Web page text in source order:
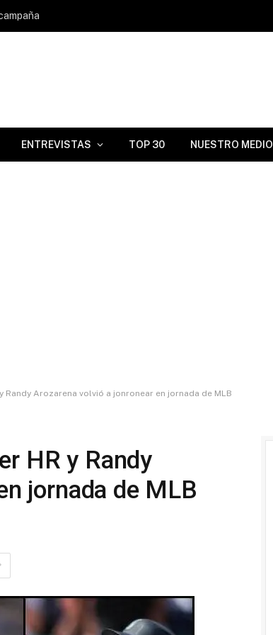
ENTREVISTAS TOP 30 NUESTRO MEDIO
Randy Arozarena volvió a jonronear en jornada de MLB
HR y Randy
jornada de MLB